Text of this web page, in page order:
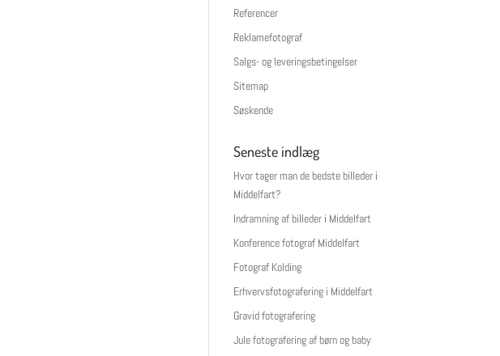
Referencer
Reklamefotograf
Salgs- og leveringsbetingelser
Sitemap
Søskende
Seneste indlæg
Hvor tager man de bedste billeder i
Middelfart?
Indramning af billeder i Middelfart
Konference fotograf Middelfart
Fotograf Kolding
Erhvervsfotografering i Middelfart
Gravid fotografering
Jule fotografering af børn og baby